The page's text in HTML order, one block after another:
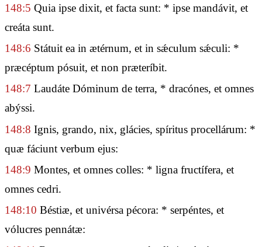
148:5 Quia ipse dixit, et facta sunt: * ipse mandávit, et
creáta sunt.
148:6 Státuit ea in ætérnum, et in sǽculum sǽculi: *
præcéptum pósuit, et non præteríbit.
148:7 Laudáte Dóminum de terra, * dracónes, et omnes
abýssi.
148:8 Ignis, grando, nix, glácies, spíritus procellárum: *
quæ fáciunt verbum ejus:
148:9 Montes, et omnes colles: * ligna fructífera, et
omnes cedri.
148:10 Béstiæ, et univérsa pécora: * serpéntes, et
vólucres pennátæ: